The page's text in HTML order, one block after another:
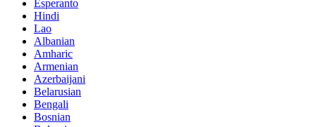
Esperanto
Hindi
Lao
Albanian
Amharic
Armenian
Azerbaijani
Belarusian
Bengali
Bosnian